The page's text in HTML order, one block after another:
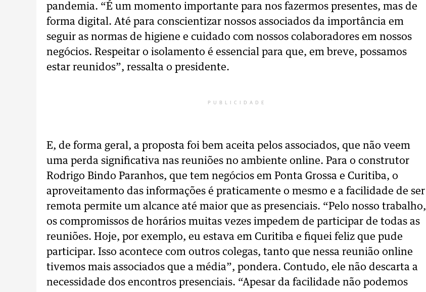
pandemia. “É um momento importante para nos fazermos presentes, mas de
forma digital. Até para conscientizar nossos associados da importância em
seguir as normas de higiene e cuidado com nossos colaboradores em nossos
negócios. Respeitar o isolamento é essencial para que, em breve, possamos
estar reunidos”, ressalta o presidente.
PUBLICIDADE
E, de forma geral, a proposta foi bem aceita pelos associados, que não veem
uma perda significativa nas reuniões no ambiente online. Para o construtor
Rodrigo Bindo Paranhos, que tem negócios em Ponta Grossa e Curitiba, o
aproveitamento das informações é praticamente o mesmo e a facilidade de ser
remota permite um alcance até maior que as presenciais. “Pelo nosso trabalho,
os compromissos de horários muitas vezes impedem de participar de todas as
reuniões. Hoje, por exemplo, eu estava em Curitiba e fiquei feliz que pude
participar. Isso acontece com outros colegas, tanto que nessa reunião online
tivemos mais associados que a média”, pondera. Contudo, ele não descarta a
necessidade dos encontros presenciais. “Apesar da facilidade não podemos